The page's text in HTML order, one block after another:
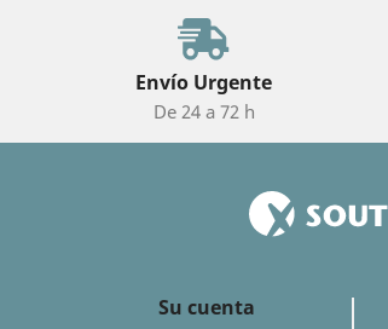
Envío Urgente
De 24 a 72 h
Su cuenta